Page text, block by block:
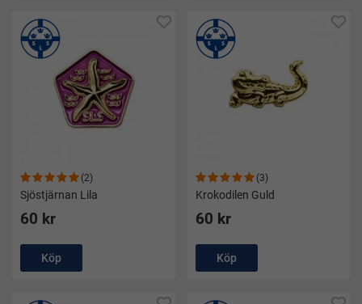
(2)
Sjöstjärnan Lila
60 kr
Köp
(3)
Krokodilen Guld
60 kr
Köp